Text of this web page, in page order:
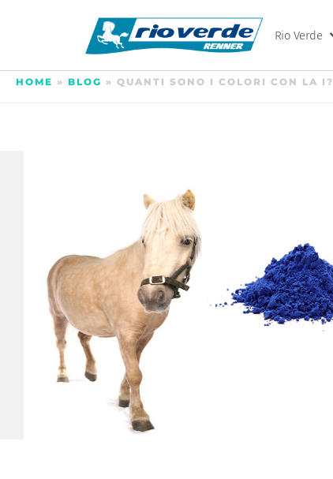
Rio Verde
HOME » BLOG » QUANTI SONO I COLORI CON LA I?